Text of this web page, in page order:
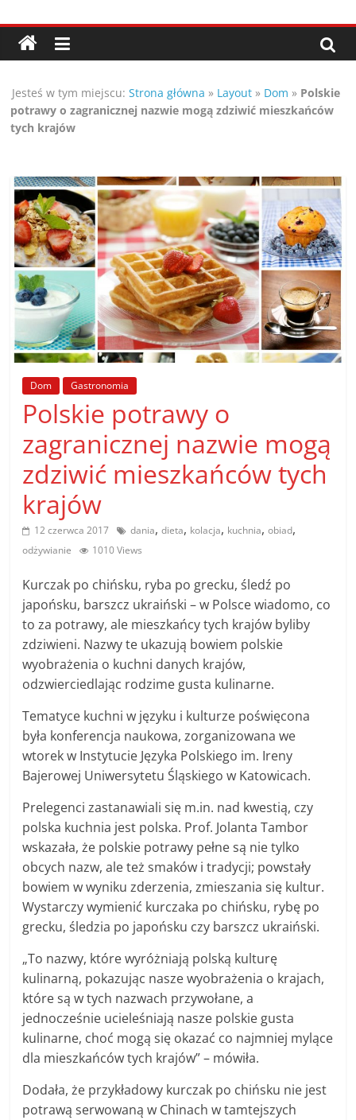
do
treści
Porady,
wskazówki
oraz
rady
–
poznaj
te
poradniki.
Porady
praktyczne
porady
wskazówki
poradniki
każdy
temat
Jesteś w tym miejscu: Strona główna » Layout » Dom » Polskie
potrawy o zagranicznej nazwie mogą zdziwić mieszkańców
tych krajów
Dom Gastronomia
Polskie potrawy o
zagranicznej nazwie mogą
zdziwić mieszkańców tych
krajów
12 czerwca 2017 dania,dieta, kolacja, kuchnia,obiad,
odżywianie 1010 Views
Kurczak po chińsku, ryba po grecku, śledź po
japońsku, barszcz ukraiński – w Polsce wiadomo, co
to za potrawy, ale mieszkańcy tych krajów byliby
zdziwieni. Nazwy te ukazują bowiem polskie
wyobrażenia o kuchni danych krajów,
odzwierciedlając rodzime gusta kulinarne.
Tematyce kuchni w języku i kulturze poświęcona
była konferencja naukowa, zorganizowana we
wtorek w Instytucie Języka Polskiego im. Ireny
Bajerowej Uniwersytetu Śląskiego w Katowicach.
Prelegenci zastanawiali się m.in. nad kwestią, czy
polska kuchnia jest polska. Prof. Jolanta Tambor
wskazała, że polskie potrawy pełne są nie tylko
obcych nazw, ale też smaków i tradycji; powstały
bowiem w wyniku zderzenia, zmieszania się kultur.
Wystarczy wymienić kurczaka po chińsku, rybę po
grecku, śledzia po japońsku czy barszcz ukraiński.
„To nazwy, które wyróżniają polską kulturę
kulinarną, pokazując nasze wyobrażenia o krajach,
które są w tych nazwach przywołane, a
jednocześnie ucieleśniają nasze polskie gusta
kulinarne, choć mogą się okazać co najmniej mylące
dla mieszkańców tych krajów” – mówiła.
Dodała, że przykładowy kurczak po chińsku nie jest
potrawą serwowaną w Chinach w tamtejszych